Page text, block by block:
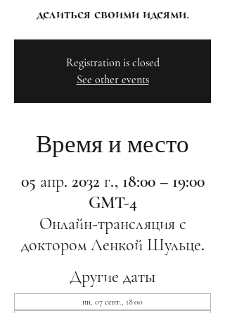
делиться своими идеями.
Registration is closed
See other events
Время и место
05 апр. 2032 г., 18:00 – 19:00
GMT-4
Онлайн-трансляция с
доктором Ленкой Шульце.
Другие даты
пн, 07 сент., 18:00